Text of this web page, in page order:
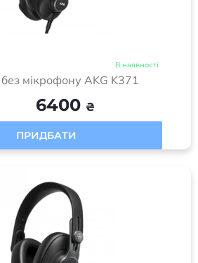
В наявності
мікрофону AKG K371
6400 ₴
ПРИДБАТИ